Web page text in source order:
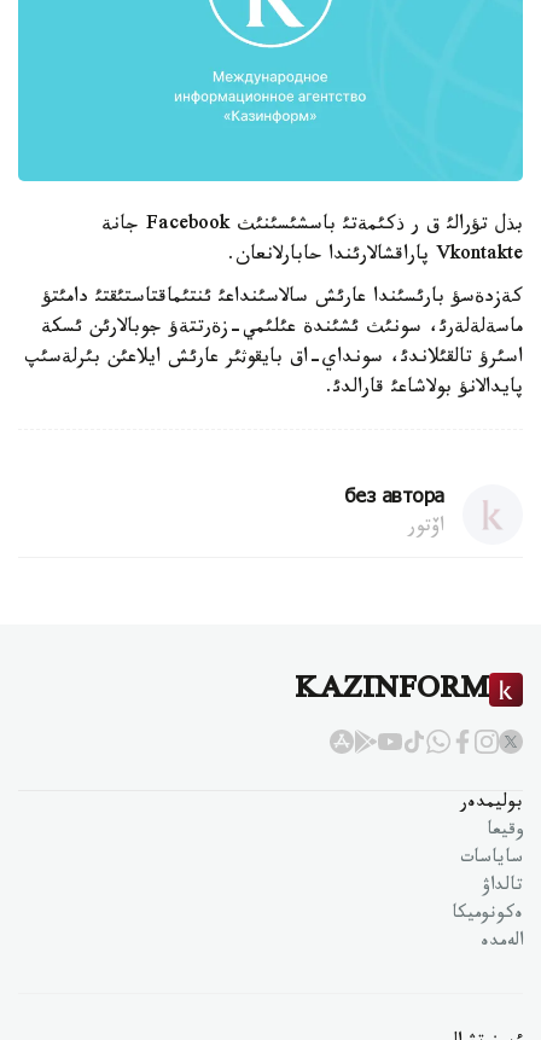
بذل تؤرالئ ق ر ذكئمةتئ باسشئسئنئث Facebook جانة
Vkontakte پاراقشالارئندا حابارلانعان.
كةزدةسؤ بارئسئندا عارئش سالاسئنداعئ ئنتئماقتاستئقتئ دامئتؤ
ماسةلةلةرئ، سونئث ئشئندة عئلئمي-زةرتتةؤ جوبالارئن ئسكة
اسئرؤ تالقئلاندئ، سونداي-اق بايقوثئر عارئش ايلاعئن بئرلةسئپ
پايدالانؤ بولاشاعئ قارالدئ.
без автора
اۆتور
KAZINFORM
بوليمدەر
وقيعا
ساياسات
تالداۋ
ەكونوميكا
الەمدە